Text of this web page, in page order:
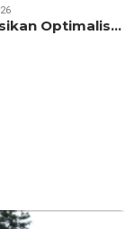
Optimalis…